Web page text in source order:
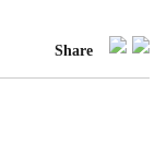
Share